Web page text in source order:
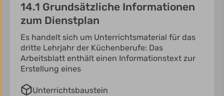
14.1 Grundsätzliche Informationen
zum Dienstplan
Es handelt sich um Unterrichtsmaterial für das
dritte Lehrjahr der Küchenberufe: Das
Arbeitsblatt enthält einen Informationstext zur
Erstellung eines
Unterrichtsbaustein